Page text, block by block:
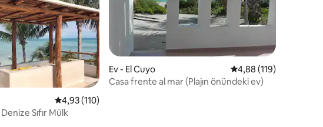
167 değerlendirme
5 üzerinden ortalama 4,93 puan, 110 değerlendirme
4,93 (110)
Sıfır Mülk
Ev - El Cuyo 5 üzerinden ortalama
4,88 (119)
Casa frente al mar (Plajın önündeki ev)